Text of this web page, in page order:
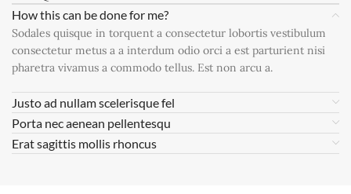
How this can be done for me?
Sodales quisque in torquent a consectetur lobortis vestibulum
consectetur metus a a interdum odio orci a est parturient nisi
pharetra vivamus a commodo tellus. Est non arcu a.
Justo ad nullam scelerisque fel
Porta nec aenean pellentesqu
Erat sagittis mollis rhoncus